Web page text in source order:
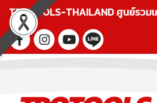
TPQTOOLS-THAILAND ศูนย์รว